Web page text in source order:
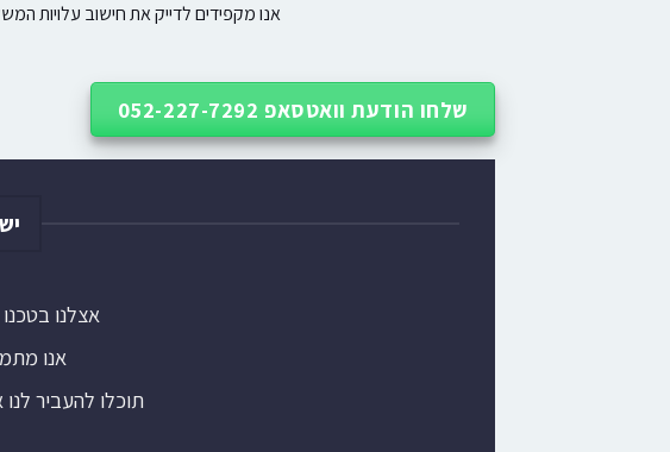
אנו מקפידים לדייק את חישוב עלויות המשלוח באתר, וב-99% מהמקרים המחירים
שלחו הודעת וואטסאפ 052-227-7292
אצלנו
אנו
תוכלו להעביר